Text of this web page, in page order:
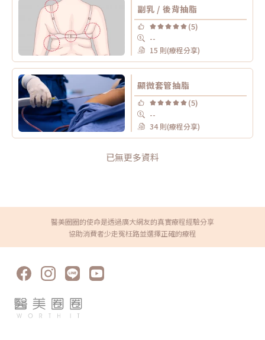
副乳 / 後背抽脂
(5)
--
15 則(療程分享)
顯微套管抽脂
(5)
--
34 則(療程分享)
已無更多資料
醫美圈圈的使命是透過廣大網友的真實療程經驗分享
協助消費者少走冤枉路並選擇正確的療程